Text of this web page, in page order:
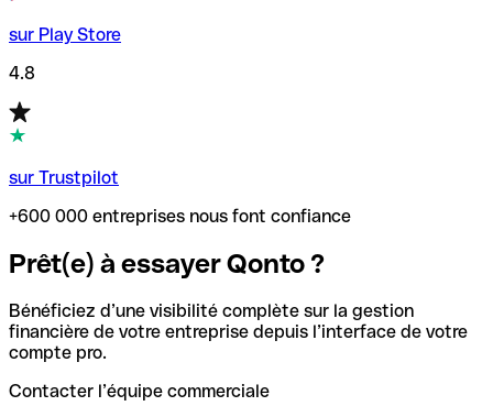
sur Play Store
4.8
sur Trustpilot
+600 000 entreprises nous font confiance
Prêt(e) à essayer Qonto ?
Bénéficiez d’une visibilité complète sur la gestion
financière de votre entreprise depuis l’interface de votre
compte pro.
Contacter l’équipe commerciale